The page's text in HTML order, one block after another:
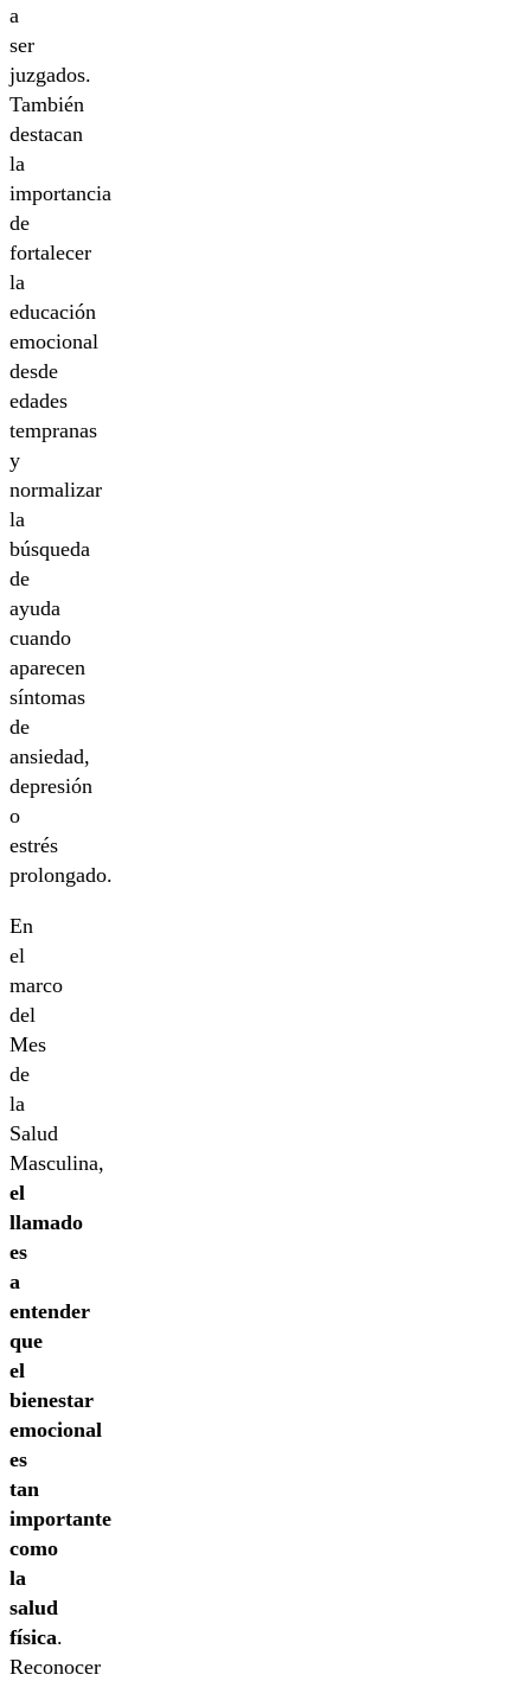
a
ser
juzgados.
También
destacan
la
importancia
de
fortalecer
la
educación
emocional
desde
edades
tempranas
y
normalizar
la
búsqueda
de
ayuda
cuando
aparecen
síntomas
de
ansiedad,
depresión
o
estrés
prolongado.
En
el
marco
del
Mes
de
la
Salud
Masculina,
el
llamado
es
a
entender
que
el
bienestar
emocional
es
tan
importante
como
la
salud
física.
Reconocer